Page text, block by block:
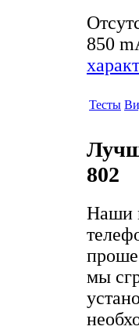
850
Тесты
802
Наши
проше
мы